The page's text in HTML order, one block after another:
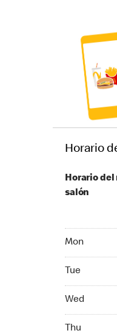
Horario
Horario del
salón
Mon
Tue
Wed
Thu